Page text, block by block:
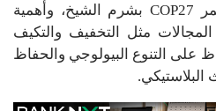
للتعاون مع مصر خلال مؤتمر COP27 بشرم الشيخ، وأهمية
مثل التخفيف والتكيف
على التنوع البيولوجي والحفاظ
البلاستيكي.